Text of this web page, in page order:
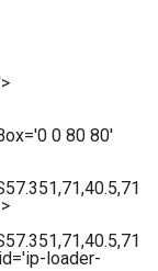
>
='0 0 80 80'
id='ip-loader-